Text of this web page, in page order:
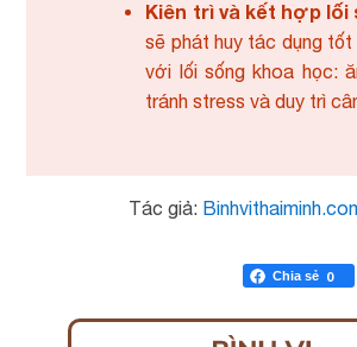
Kiên trì và kết hợp lối
sẽ phát huy tác dụng
với lối sống khoa học:
tránh stress và duy trì
Tác giả:
Chia sẻ 0